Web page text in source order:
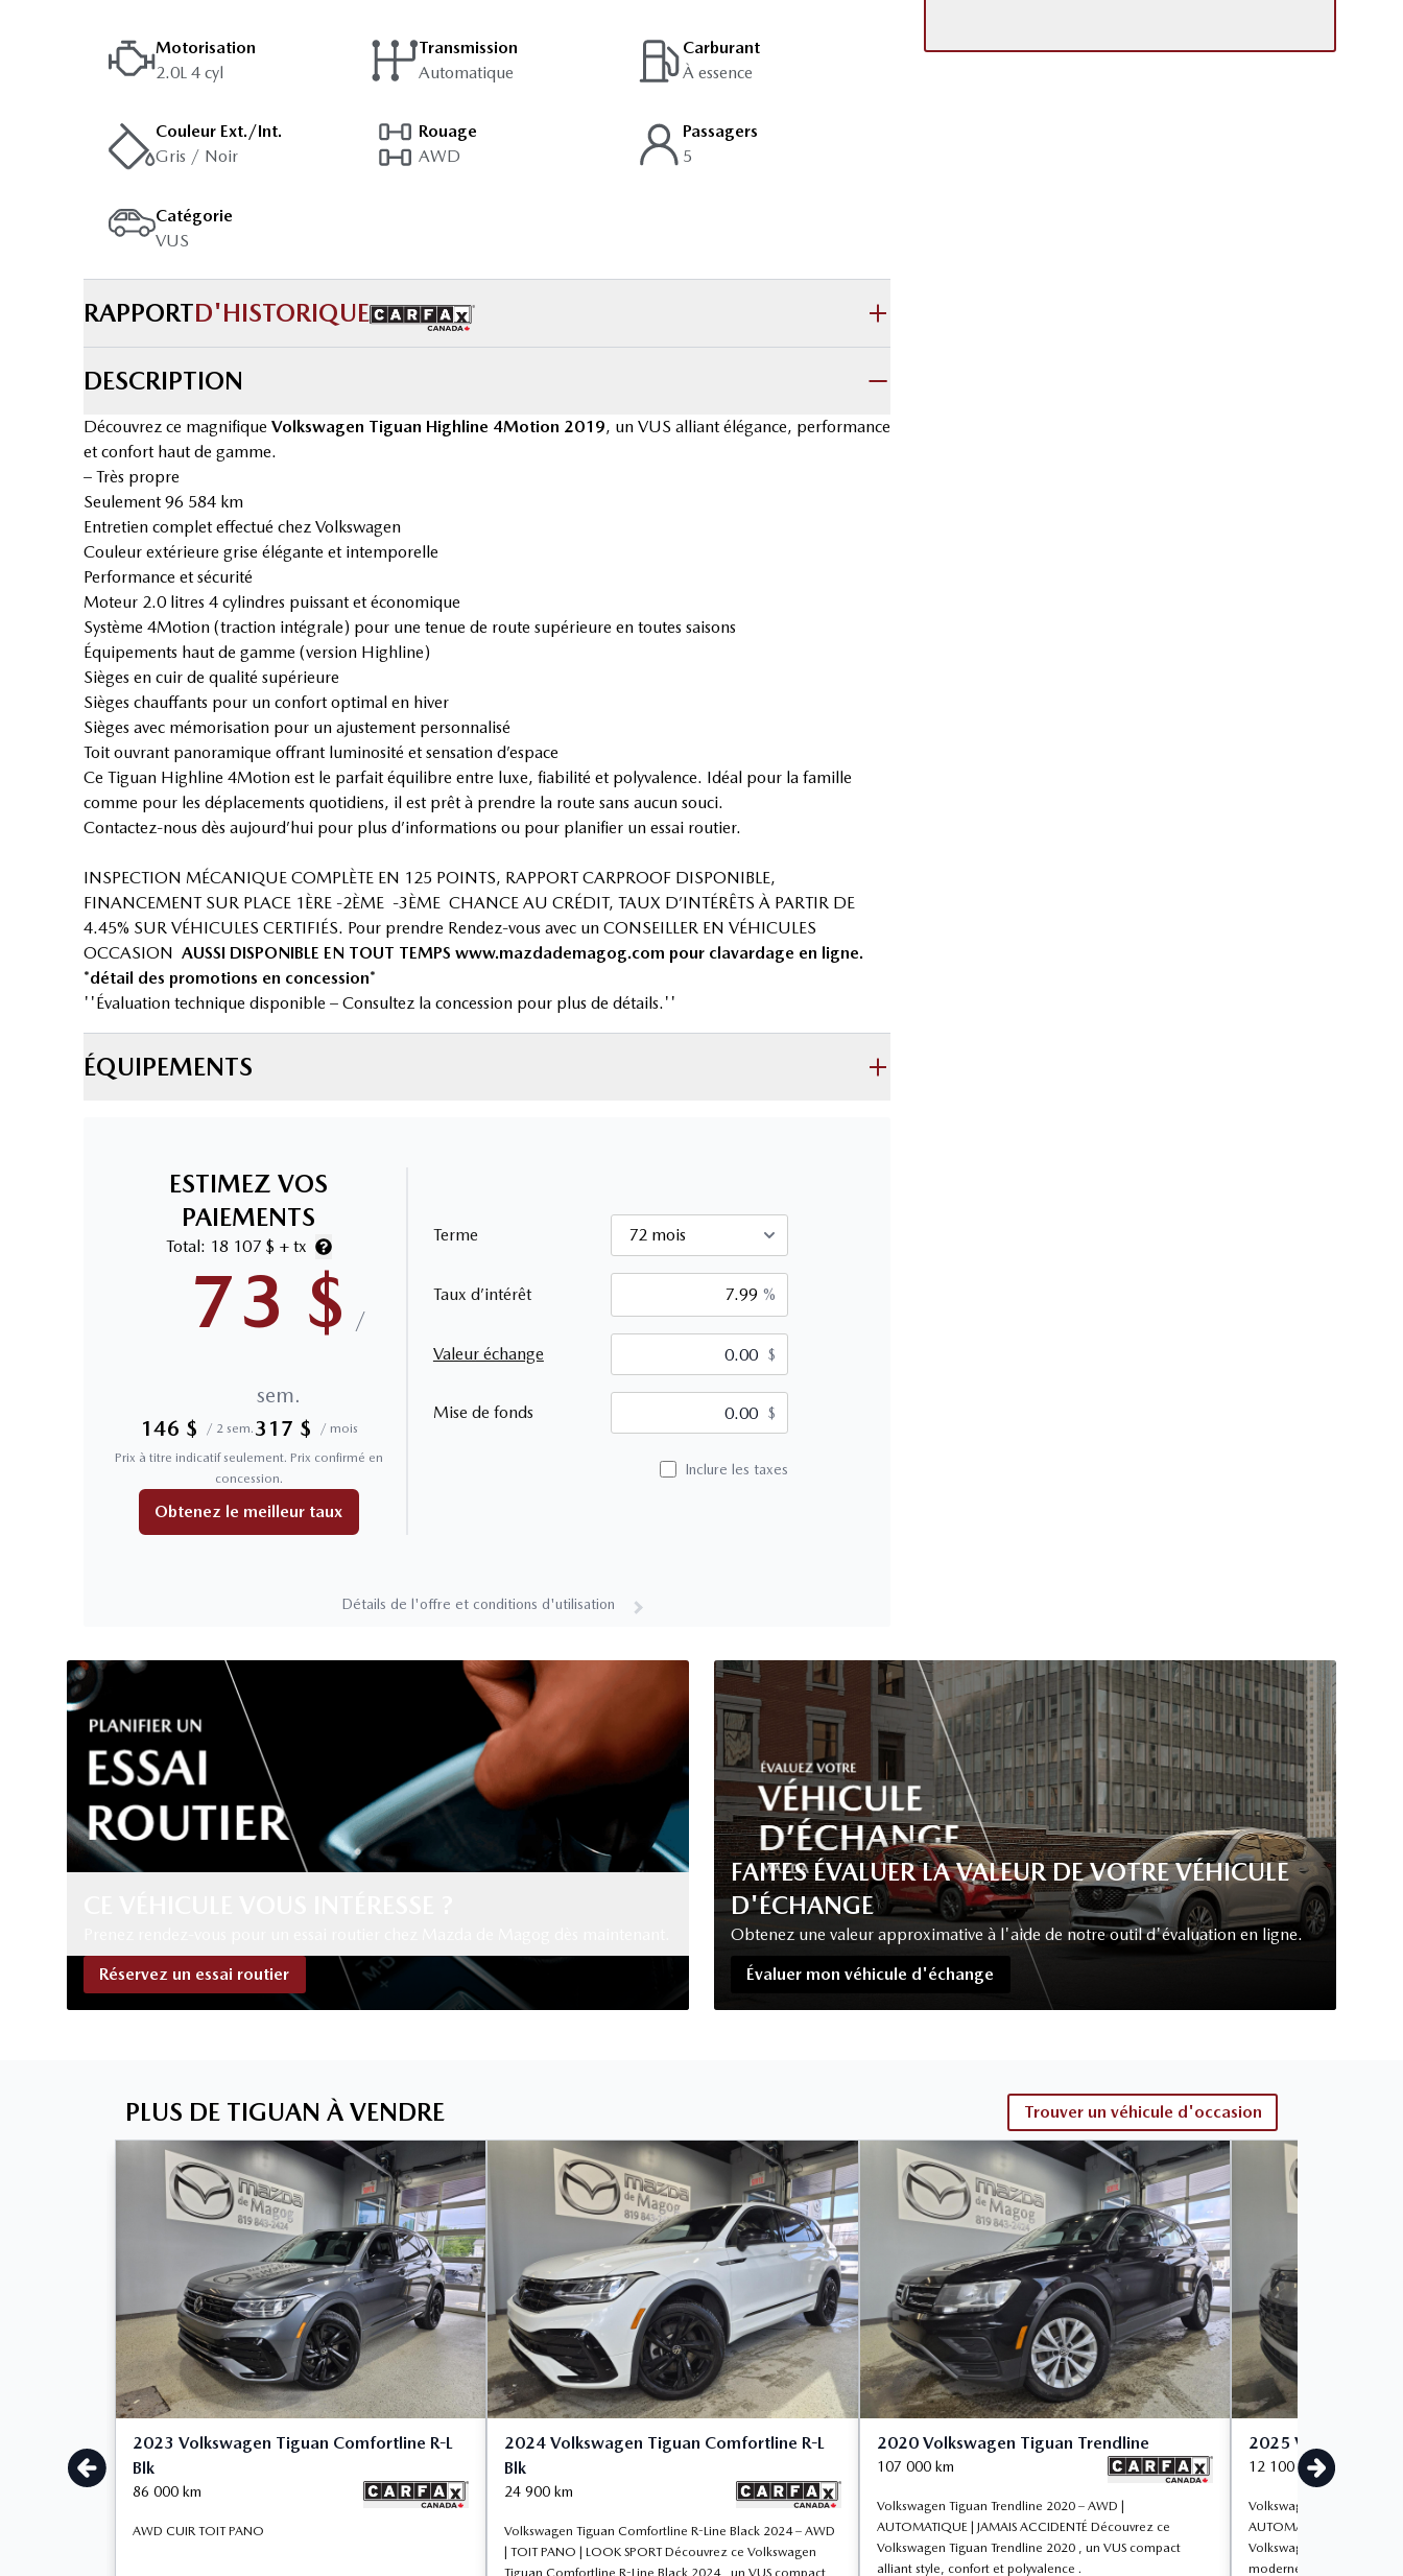
Motorisation
2.0L 4 cyl
Transmission
Automatique
Carburant
À essence
Couleur Ext./Int.
Gris / Noir
Rouage
AWD
Passagers
5
Catégorie
VUS
RAPPORTD'HISTORIQUE
DESCRIPTION
Découvrez ce magnifique Volkswagen Tiguan Highline 4Motion 2019, un VUS alliant élégance, performance
et confort haut de gamme.
– Très propre
Seulement 96 584 km
Entretien complet effectué chez Volkswagen
Couleur extérieure grise élégante et intemporelle
Performance et sécurité
Moteur 2.0 litres 4 cylindres puissant et économique
Système 4Motion (traction intégrale) pour une tenue de route supérieure en toutes saisons
Équipements haut de gamme (version Highline)
Sièges en cuir de qualité supérieure
Sièges chauffants pour un confort optimal en hiver
Sièges avec mémorisation pour un ajustement personnalisé
Toit ouvrant panoramique offrant luminosité et sensation d’espace
Ce Tiguan Highline 4Motion est le parfait équilibre entre luxe, fiabilité et polyvalence. Idéal pour la famille
comme pour les déplacements quotidiens, il est prêt à prendre la route sans aucun souci.
Contactez-nous dès aujourd’hui pour plus d’informations ou pour planifier un essai routier.
INSPECTION MÉCANIQUE COMPLÈTE EN 125 POINTS, RAPPORT CARPROOF DISPONIBLE,
FINANCEMENT SUR PLACE 1ÈRE -2ÈME -3ÈME CHANCE AU CRÉDIT, TAUX D’INTÉRÊTS À PARTIR DE
4.45% SUR VÉHICULES CERTIFIÉS. Pour prendre Rendez-vous avec un CONSEILLER EN VÉHICULES
OCCASION AUSSI DISPONIBLE EN TOUT TEMPS www.mazdademagog.com pour clavardage en ligne.
*détail des promotions en concession*
''Évaluation technique disponible – Consultez la concession pour plus de détails.''
ÉQUIPEMENTS
ESTIMEZ VOS
PAIEMENTS
Total: 18 107 $ + tx
73 $ /
sem.
146 $ / 2 sem. 317 $ / mois
Prix à titre indicatif seulement. Prix confirmé en
concession.
Obtenez le meilleur taux
Terme
Taux d’intérêt %
Valeur échange $ $
Mise de fonds $
Inclure les taxes
Détails de l'offre et conditions d'utilisation
Réservez un essai routier
FAITES ÉVALUER LA VALEUR DE VOTRE VÉHICULE
D'ÉCHANGE
Obtenez une valeur approximative à l'aide de notre outil d'évaluation en ligne.
Évaluer mon véhicule d'échange
PLUS DE TIGUAN À VENDRE Trouver un véhicule d'occasion
2023 Volkswagen Tiguan Comfortline R-L
Blk
86 000km
AWD CUIR TOIT PANO
2024 Volkswagen Tiguan Comfortline R-L
Blk
24 900 km
Volkswagen Tiguan Comfortline R-Line Black 2024 – AWD
| TOIT PANO | LOOK SPORT Découvrez ce Volkswagen
Tiguan Comfortline R-Line Black 2024 , un VUS compact
2020 Volkswagen Tiguan Trendline
107 000km
Volkswagen Tiguan Trendline 2020 – AWD |
AUTOMATIQUE | JAMAIS ACCIDENTÉ Découvrez ce
Volkswagen Tiguan Trendline 2020 , un VUS compact
alliant style, confort et polyvalence .
2025 Volkswagen
12 100km
Volkswagen Tiguan
AUTOMATIQUE |
Volkswagen Tiguan
moderne offrant un